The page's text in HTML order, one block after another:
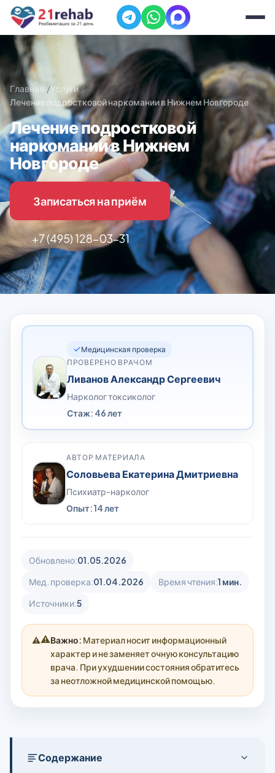
Главная
Услуги
Лечение подростковой наркомании в Нижнем Новгороде
Лечение подростковой
наркомании в Нижнем
Новгороде
Записаться на приём
+7 (495) 128-03-31
Медицинская проверка
ПРОВЕРЕНО ВРАЧОМ
Ливанов Александр Сергеевич
Нарколог токсиколог
Стаж: 46 лет
АВТОР МАТЕРИАЛА
Соловьева Екатерина Дмитриевна
Психиатр-нарколог
Опыт: 14 лет
Обновлено:01.05.2026
Мед. проверка:01.04.2026 Время чтения:1 мин.
Источники:5
⚠️Важно: Материал носит информационный
характер и не заменяет очную консультацию
врача. При ухудшении состояния обратитесь
за неотложной медицинской помощью.
Содержание